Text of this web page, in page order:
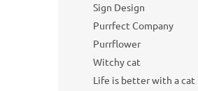
Sign Design
Purrfect Company
Purrflower
Witchy cat
Life is better with a cat